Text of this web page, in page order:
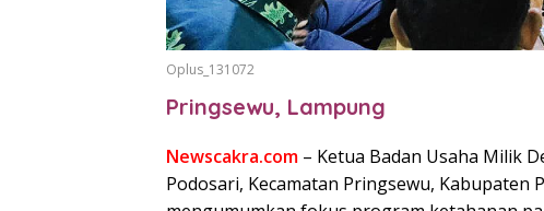
Oplus_131072
Pringsewu, Lampung
Newscakra.com – Ketua Badan Usaha Milik
Podosari, Kecamatan Pringsewu, Kabupaten